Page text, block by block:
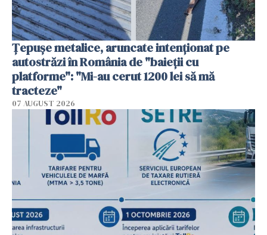
Țepușe metalice, aruncate intenționat pe
autostrăzi în România de "baieții cu
platforme": "Mi-au cerut 1200 lei să mă
tracteze"
07 AUGUST 2026